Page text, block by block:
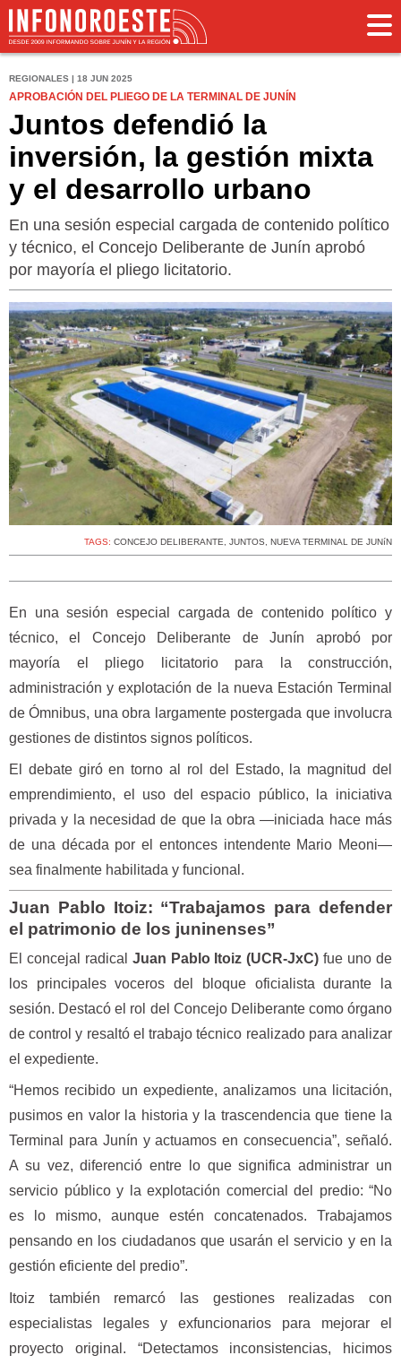
REGIONALES | 18 JUN 2025
APROBACIÓN DEL PLIEGO DE LA TERMINAL DE JUNÍN
Juntos defendió la
inversión, la gestión mixta
y el desarrollo urbano
En una sesión especial cargada de contenido político
y técnico, el Concejo Deliberante de Junín aprobó
por mayoría el pliego licitatorio.
TAGS: CONCEJO DELIBERANTE, JUNTOS, NUEVA TERMINAL DE JUNíN
En una sesión especial cargada de contenido político y
técnico, el Concejo Deliberante de Junín aprobó por
mayoría el pliego licitatorio para la construcción,
administración y explotación de la nueva Estación Terminal
de Ómnibus, una obra largamente postergada que involucra
gestiones de distintos signos políticos.
El debate giró en torno al rol del Estado, la magnitud del
emprendimiento, el uso del espacio público, la iniciativa
privada y la necesidad de que la obra —iniciada hace más
de una década por el entonces intendente Mario Meoni—
sea finalmente habilitada y funcional.
Juan Pablo Itoiz: “Trabajamos para defender
el patrimonio de los juninenses”
El concejal radical Juan Pablo Itoiz (UCR-JxC) fue uno de
los principales voceros del bloque oficialista durante la
sesión. Destacó el rol del Concejo Deliberante como órgano
de control y resaltó el trabajo técnico realizado para analizar
el expediente.
“Hemos recibido un expediente, analizamos una licitación,
pusimos en valor la historia y la trascendencia que tiene la
Terminal para Junín y actuamos en consecuencia”, señaló.
A su vez, diferenció entre lo que significa administrar un
servicio público y la explotación comercial del predio: “No
es lo mismo, aunque estén concatenados. Trabajamos
pensando en los ciudadanos que usarán el servicio y en la
gestión eficiente del predio”.
Itoiz también remarcó las gestiones realizadas con
especialistas legales y exfuncionarios para mejorar el
proyecto original. “Detectamos inconsistencias, hicimos